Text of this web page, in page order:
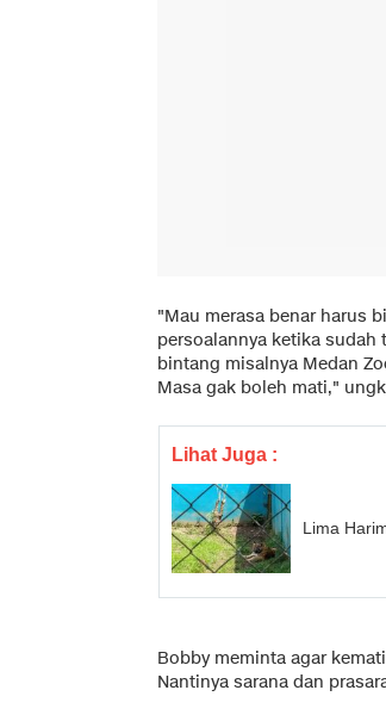
"Mau merasa benar harus
persoalannya ketika sudah
bintang misalnya Medan
Masa gak boleh mati,"
Lihat Juga :
Lima
Bobby meminta agar
Nantinya sarana dan